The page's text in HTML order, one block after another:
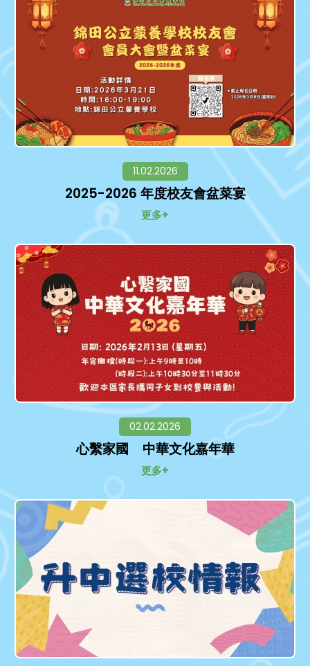
11.02.2026
2025-2026 年度校友會盆菜宴
更多+
02.02.2026
心繫家國 中華文化嘉年華
更多+